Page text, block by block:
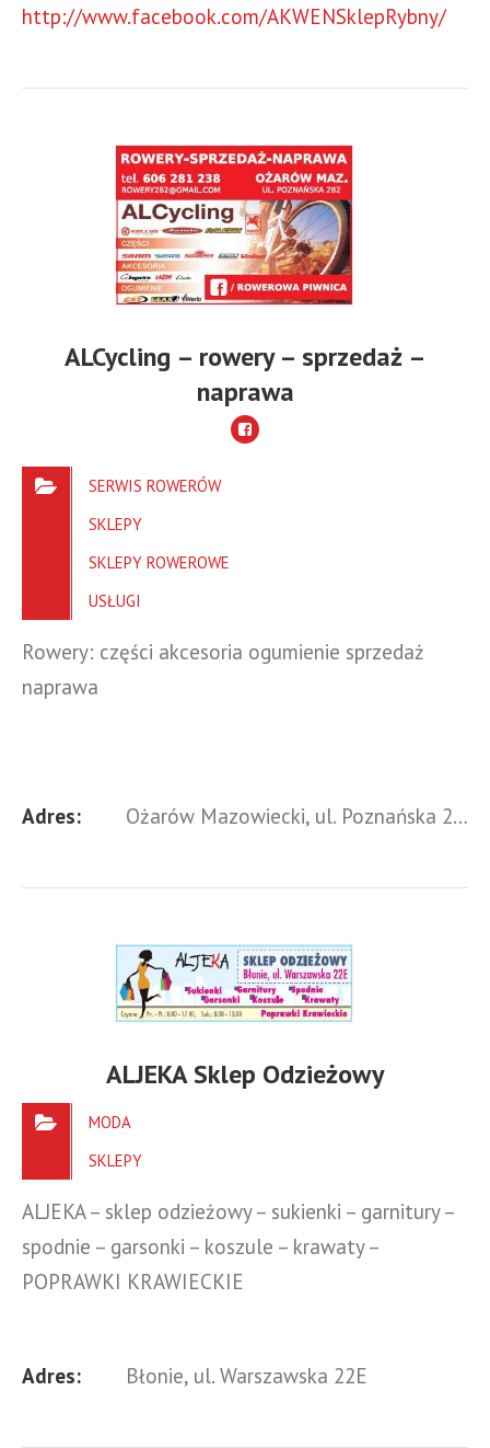
http://www.facebook.com/AKWENSklepRybny/
ALCycling – rowery – sprzedaż –
naprawa
SERWIS ROWERÓW
SKLEPY
SKLEPY ROWEROWE
USŁUGI
Rowery: części akcesoria ogumienie sprzedaż
naprawa
Adres: Ożarów Mazowiecki, ul. Poznańska 282
ALJEKA Sklep Odzieżowy
MODA
SKLEPY
ALJEKA – sklep odzieżowy – sukienki – garnitury –
spodnie – garsonki – koszule – krawaty –
POPRAWKI KRAWIECKIE
Adres: Błonie, ul. Warszawska 22E